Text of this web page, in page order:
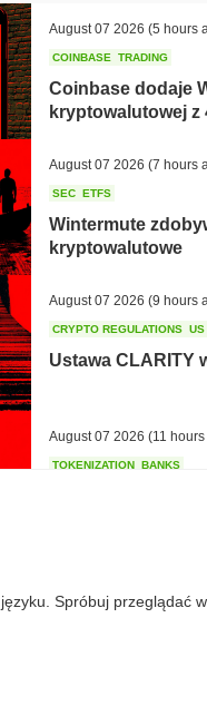
w akcji cenowej
August 07 2026 (5 hours
COINBASE TRADING
Coinbase dodaje
kryptowalutowej z
August 07 2026 (7 hours
SEC ETFS
Wintermute
kryptowalutowe
August 07 2026 (9 hours
CRYPTO REGULATIONS US
Ustawa CLARITY
August 07 2026 (11
TOKENIZATION BANKS
STABLECOIN JAPAN
Spróbuj przeglądać